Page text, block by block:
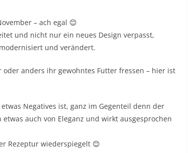
– ach egal 😊
und nicht nur ein neues Design verpasst,
und verändert.
anders ihr gewohntes Futter fressen – hier ist
Negatives ist, ganz im Gegenteil denn der
auch von Eleganz und wirkt ausgesprochen
Rezeptur wiederspiegelt 😊